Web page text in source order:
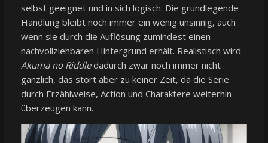
selbst geeignet und in sich logisch. Die grundlegende
Handlung bleibt noch immer ein wenig unsinnig, auch
wenn sie durch die Auflösung zumindest einen
nachvollziehbaren Hintergrund erhält. Realistisch wird
Akuma no Riddledadurch zwar noch immer nicht
gänzlich, das stört aber zu keiner Zeit, da die Serie
durch Erzählweise, Action und Charaktere weiterhin
überzeugen kann.